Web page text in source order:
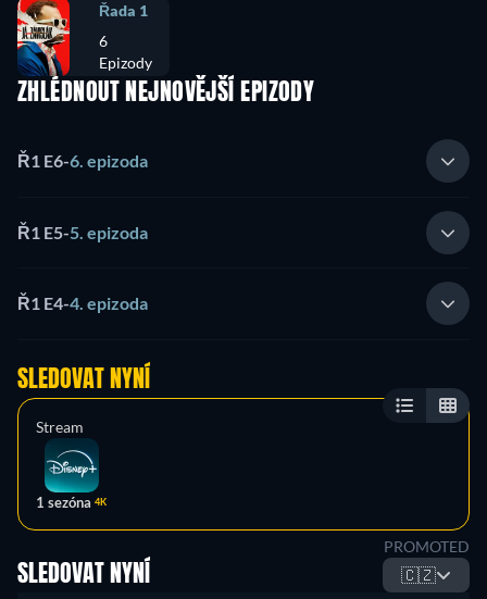
Řada 1
6
Epizody
ZHLÉDNOUT NEJNOVĚJŠÍ EPIZODY
Ř1 E6-6. epizoda
Ř1 E5-5. epizoda
Ř1 E4-4. epizoda
SLEDOVAT NYNÍ
Stream
1 sezóna 4K
PROMOTED
SLEDOVAT NYNÍ 🇨🇿